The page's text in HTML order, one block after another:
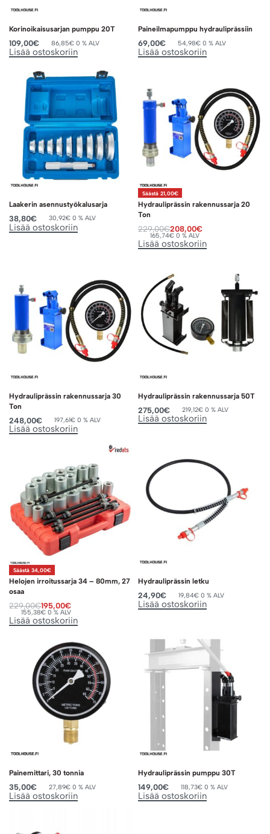
Korinoikaisusarjan pumppu 20T
109,00€ 86,85€ 0 % ALV
Lisää ostoskoriin
Paineilmapumppu hydrauliprässiin
69,00€ 54,98€ 0 % ALV
Lisää ostoskoriin
Laakerin asennustyökalusarja
38,80€ 30,92€ 0 % ALV
Lisää ostoskoriin
Säästä 21,00€
Hydrauliprässin rakennussarja 20
Ton
229,00€208,00€
165,74€ 0 % ALV
Lisää ostoskoriin
Hydrauliprässin rakennussarja 30
Ton
248,00€ 197,61€ 0 % ALV
Lisää ostoskoriin
Hydrauliprässin rakennussarja 50T
275,00€ 219,12€ 0 % ALV
Lisää ostoskoriin
Säästä 34,00€
Helojen irroitussarja 34 – 80mm, 27
osaa
229,00€195,00€
155,38€ 0 % ALV
Lisää ostoskoriin
Hydrauliprässin letku
24,90€ 19,84€ 0 % ALV
Lisää ostoskoriin
Painemittari, 30 tonnia
35,00€ 27,89€ 0 % ALV
Lisää ostoskoriin
Hydrauliprässin pumppu 30T
149,00€ 118,73€ 0 % ALV
Lisää ostoskoriin